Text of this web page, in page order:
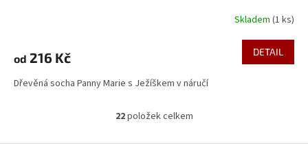
je
z
Skladem(1 ks)
od 216 Kč DETAIL
Dřevěná socha Panny Marie s Ježíškem v náručí
O
l
22položek celkem